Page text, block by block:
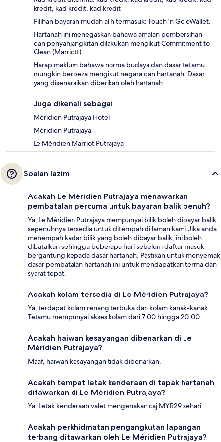
kredit, kad kredit, kad kredit
Pilihan bayaran mudah alih termasuk: Touch 'n Go eWallet.
Hartanah ini menegaskan bahawa amalan pembersihan
dan penyahjangkitan dilakukan mengikut Commitment to
Clean (Marriott).
Harap maklum bahawa norma budaya dan dasar tetamu
mungkin berbeza mengikut negara dan hartanah. Dasar
yang disenaraikan diberikan oleh hartanah.
Juga dikenali sebagai
Méridien Putrajaya Hotel
Méridien Putrajaya
Le Méridien Marriot Putrajaya
Soalan lazim
Adakah Le Méridien Putrajaya menawarkan
pembatalan percuma untuk bayaran balik penuh?
Ya, Le Méridien Putrajaya mempunyai bilik boleh dibayar balik
sepenuhnya tersedia untuk ditempah di laman kami.Jika anda
menempah kadar bilik yang boleh dibayar balik, ini boleh
dibatalkan sehingga beberapa hari sebelum daftar masuk
bergantung kepada dasar hartanah. Pastikan untuk menyemak
dasar pembatalan hartanah ini untuk mendapatkan terma dan
syarat tepat.
Adakah kolam tersedia di Le Méridien Putrajaya?
Ya, terdapat kolam renang terbuka dan kolam kanak-kanak.
Tetamu mempunyai akses kolam dari 7:00 hingga 20:00.
Adakah haiwan kesayangan dibenarkan di Le
Méridien Putrajaya?
Maaf, haiwan kesayangan tidak dibenarkan.
Adakah tempat letak kenderaan di tapak hartanah
ditawarkan di Le Méridien Putrajaya?
Ya. Letak kenderaan valet mengenakan caj MYR29 sehari.
Adakah perkhidmatan pengangkutan lapangan
terbang ditawarkan oleh Le Méridien Putrajaya?